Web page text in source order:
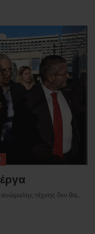
τέχνης δεν θα...